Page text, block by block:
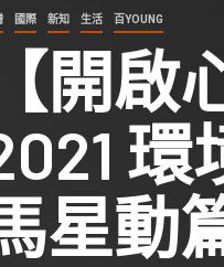
國際 新知 生活 百YOUNG
【開啟
星動